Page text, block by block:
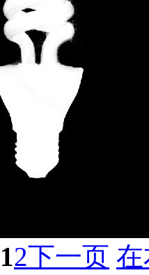
12下一页